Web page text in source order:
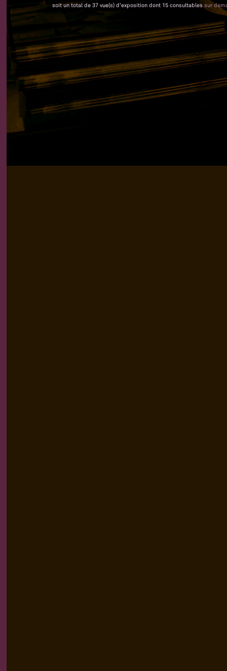
soit un total de 37 vue(s) d'exposition dont 15 consultablessur